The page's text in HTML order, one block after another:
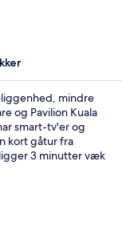
mindre
og Pavilion Kuala
smart-tv'er og
kort gåtur fra
3 minutter væk